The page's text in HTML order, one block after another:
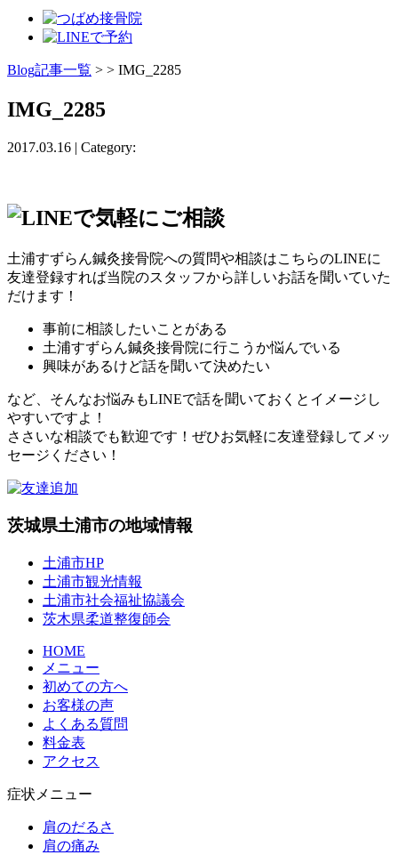
Blog記事一覧 > > IMG_2285
IMG_2285
2017.03.16 | Category:
土浦すずらん鍼灸接骨院への質問や相談はこちらのLINEに
友達登録すれば当院のスタッフから詳しいお話を聞いていた
だけます！
事前に相談したいことがある
土浦すずらん鍼灸接骨院に行こうか悩んでいる
興味があるけど話を聞いて決めたい
など、そんなお悩みもLINEで話を聞いておくとイメージし
やすいですよ！
ささいな相談でも歓迎です！ぜひお気軽に友達登録してメッ
セージください！
茨城県土浦市の地域情報
土浦市HP
土浦市観光情報
土浦市社会福祉協議会
茨木県柔道整復師会
HOME
メニュー
初めての方へ
お客様の声
よくある質問
料金表
アクセス
症状メニュー
肩のだるさ
肩の痛み